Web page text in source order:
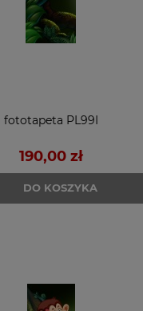
fototapeta PL99I
190,00 zł
DO KOSZYKA